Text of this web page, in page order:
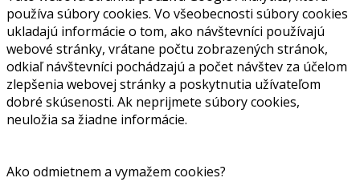
používa súbory cookies. Vo všeobecnosti súbory cookies
ukladajú informácie o tom, ako návštevníci používajú
webové stránky, vrátane počtu zobrazených stránok,
odkiaľ návštevníci pochádzajú a počet návštev za účelom
zlepšenia webovej stránky a poskytnutia užívateľom
dobré skúsenosti. Ak neprijmete súbory cookies,
neuložia sa žiadne informácie.
Ako odmietnem a vymažem cookies?